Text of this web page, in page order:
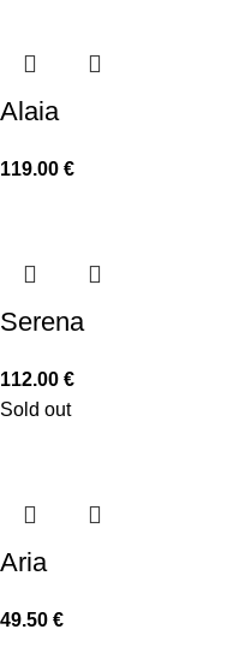
Alaia
119.00 €
Serena
112.00 €
Sold out
Aria
49.50 €